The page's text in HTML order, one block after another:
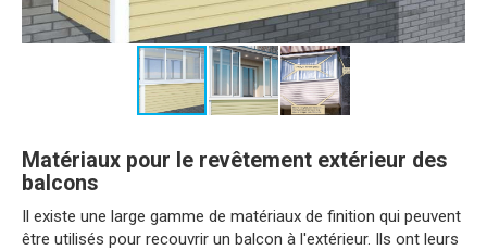
Matériaux pour le revêtement extérieur des
balcons
Il existe une large gamme de matériaux de finition qui peuvent
être utilisés pour recouvrir un balcon à l'extérieur. Ils ont leurs